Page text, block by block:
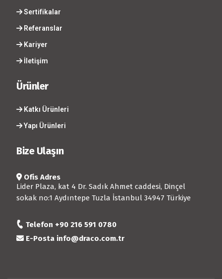
Sertifikalar
Referanslar
Kariyer
İletişim
Ürünler
Katkı Ürünleri
Yapı Ürünleri
Bize Ulaşın
Ofis Adres
Lider Plaza, kat 4 Dr. Sadık Ahmet caddesi, Dinçel
sokak no:1 Aydıntepe Tuzla İstanbul 34947 Türkiye
Telefon +90 216 591 0780
E-Posta info@draco.com.tr